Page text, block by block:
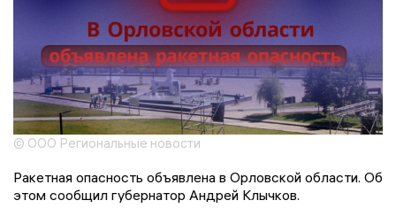
© ООО Региональные новости
Ракетная опасность объявлена в Орловской области. Об
этом сообщил губернатор Андрей Клычков.